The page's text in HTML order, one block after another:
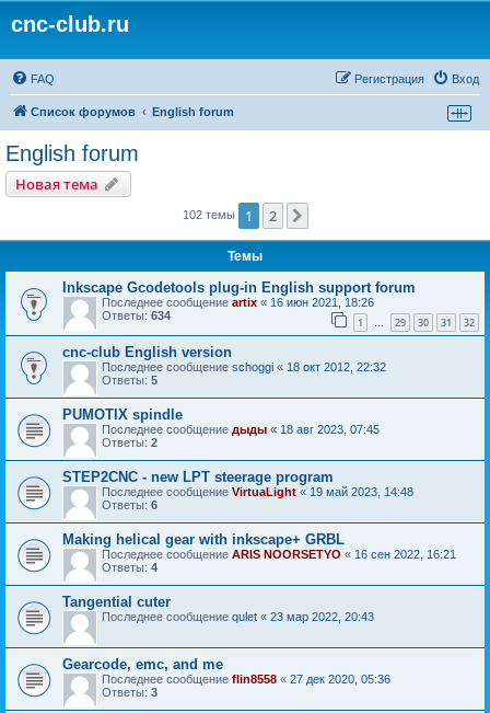
cnc-club.ru
FAQ Вход
Регистрация
Список форумов English forum
English forum
Новая тема
102 темы 1 2
Темы
Inkscape Gcodetools plug-in English support forum
Последнее сообщение artix « 16 июн 2021, 18:26
Ответы: 634 1 … 29 30 31 32
cnc-club English version
Последнее сообщение schoggi « 18 окт 2012, 22:32
Ответы: 5
PUMOTIX spindle
Последнее сообщение дыды « 18 авг 2023, 07:45
Ответы: 2
STEP2CNC - new LPT steerage program
Последнее сообщение VirtuaLight « 19 май 2023, 14:48
Ответы: 6
Making helical gear with inkscape+ GRBL
Последнее сообщение ARIS NOORSETYO « 16 сен 2022, 16:21
Ответы: 4
Tangential cuter
Последнее сообщение qulet « 23 мар 2022, 20:43
Gearcode, emc, and me
Последнее сообщение flin8558 « 27 дек 2020, 05:36
Ответы: 3